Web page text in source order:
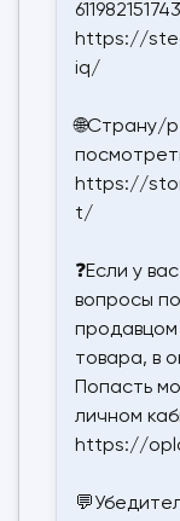
https://
iq/
🌐Страну/
https://
t/
❓Если у
вопросы
товара, в
Попасть
личном
https://